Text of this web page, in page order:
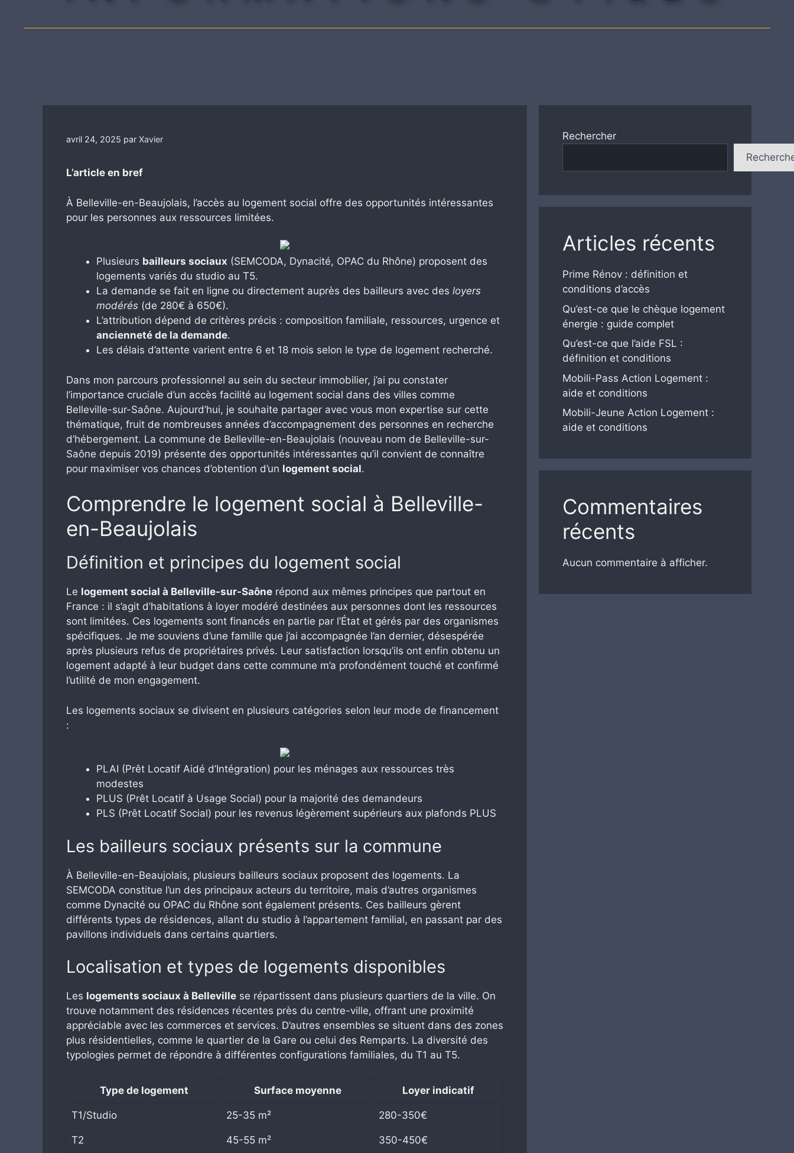
avril 24, 2025 par Xavier
L’article en bref
À Belleville-en-Beaujolais, l’accès au logement social offre des opportunités intéressantes
pour les personnes aux ressources limitées.
Plusieurs bailleurs sociaux (SEMCODA, Dynacité, OPAC du Rhône) proposent des
logements variés du studio au T5.
La demande se fait en ligne ou directement auprès des bailleurs avec des loyers
modérés (de 280€ à 650€).
L’attribution dépend de critères précis : composition familiale, ressources, urgence et
ancienneté de la demande.
Les délais d’attente varient entre 6 et 18 mois selon le type de logement recherché.
Dans mon parcours professionnel au sein du secteur immobilier, j’ai pu constater
l’importance cruciale d’un accès facilité au logement social dans des villes comme
Belleville-sur-Saône. Aujourd’hui, je souhaite partager avec vous mon expertise sur cette
thématique, fruit de nombreuses années d’accompagnement des personnes en recherche
d’hébergement. La commune de Belleville-en-Beaujolais (nouveau nom de Belleville-sur-
Saône depuis 2019) présente des opportunités intéressantes qu’il convient de connaître
pour maximiser vos chances d’obtention d’un logement social.
Comprendre le logement social à Belleville-
en-Beaujolais
Définition et principes du logement social
Le logement social à Belleville-sur-Saône répond aux mêmes principes que partout en
France : il s’agit d’habitations à loyer modéré destinées aux personnes dont les ressources
sont limitées. Ces logements sont financés en partie par l’État et gérés par des organismes
spécifiques. Je me souviens d’une famille que j’ai accompagnée l’an dernier, désespérée
après plusieurs refus de propriétaires privés. Leur satisfaction lorsqu’ils ont enfin obtenu un
logement adapté à leur budget dans cette commune m’a profondément touché et confirmé
l’utilité de mon engagement.
Les logements sociaux se divisent en plusieurs catégories selon leur mode de financement
:
PLAI (Prêt Locatif Aidé d’Intégration) pour les ménages aux ressources très
modestes
PLUS (Prêt Locatif à Usage Social) pour la majorité des demandeurs
PLS (Prêt Locatif Social) pour les revenus légèrement supérieurs aux plafonds PLUS
Les bailleurs sociaux présents sur la commune
À Belleville-en-Beaujolais, plusieurs bailleurs sociaux proposent des logements. La
SEMCODA constitue l’un des principaux acteurs du territoire, mais d’autres organismes
comme Dynacité ou OPAC du Rhône sont également présents. Ces bailleurs gèrent
différents types de résidences, allant du studio à l’appartement familial, en passant par des
pavillons individuels dans certains quartiers.
Localisation et types de logements disponibles
Les logements sociaux à Belleville se répartissent dans plusieurs quartiers de la ville. On
trouve notamment des résidences récentes près du centre-ville, offrant une proximité
appréciable avec les commerces et services. D’autres ensembles se situent dans des zones
plus résidentielles, comme le quartier de la Gare ou celui des Remparts. La diversité des
typologies permet de répondre à différentes configurations familiales, du T1 au T5.
Type de logement Surface moyenne Loyer indicatif
T1/Studio 25-35 m² 280-350€
T2 45-55 m² 350-450€
Rechercher
Articles récents
Prime Rénov : définition et
conditions d’accès
Qu’est-ce que le chèque logement
énergie : guide complet
Qu’est-ce que l’aide FSL :
définition et conditions
Mobili-Pass Action Logement :
aide et conditions
Mobili-Jeune Action Logement :
aide et conditions
Commentaires
récents
Aucun commentaire à afficher.